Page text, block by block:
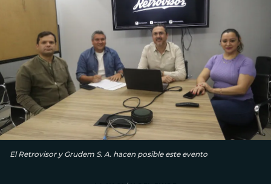
El Retrovisor y Grudem S. A. hacen posible este evento